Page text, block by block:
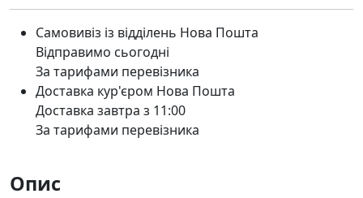
Самовивіз із відділень Нова Пошта
Відправимо сьогодні
За тарифами перевізника
Доставка кур'єром Нова Пошта
Доставка завтра з 11:00
За тарифами перевізника
Опис